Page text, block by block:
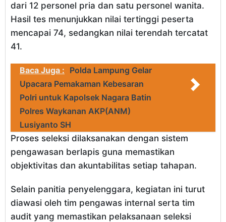
dari 12 personel pria dan satu personel wanita.
Hasil tes menunjukkan nilai tertinggi peserta
mencapai 74, sedangkan nilai terendah tercatat
41.
Baca Juga : Polda Lampung Gelar
Upacara Pemakaman Kebesaran
Polri untuk Kapolsek Nagara Batin
Polres Waykanan AKP(ANM)
Lusiyanto SH
Proses seleksi dilaksanakan dengan sistem
pengawasan berlapis guna memastikan
objektivitas dan akuntabilitas setiap tahapan.
Selain panitia penyelenggara, kegiatan ini turut
diawasi oleh tim pengawas internal serta tim
audit yang memastikan pelaksanaan seleksi